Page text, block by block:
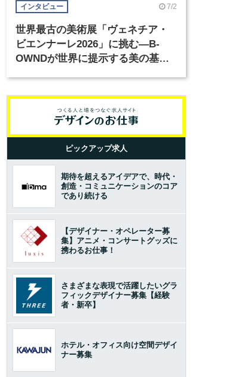
インタビュー 7/2
世界最古の美術展「ヴェネチア・
ビエンナーレ2026」に挑む―B-
OWNDが世界に提示する美の基準
ピックアップ求人
期待を超えるアイデアで、時代・
創造・コミュニケーションのコア
であり続ける
【デザイナー・オペレーター募
集】アニメ・コンサートグッズに
携わるお仕事！
さまざまな表現で活躍したいグラ
フィックデザイナー募集【経験
者・新卒】
ホテル・オフィス向け空間デザイ
ナー募集